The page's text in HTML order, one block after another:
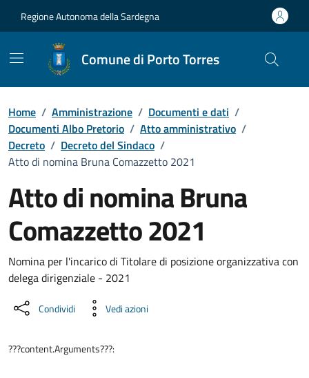
Regione Autonoma della Sardegna
Comune di Porto Torres
Home / Amministrazione / Documenti e dati /
Documenti Albo Pretorio / Atto amministrativo /
Decreto / Decreto del Sindaco /
Atto di nomina Bruna Comazzetto 2021
Atto di nomina Bruna
Comazzetto 2021
Dettaglio del documento
Nomina per l'incarico di Titolare di posizione organizzativa con
delega dirigenziale - 2021
Condividi Vedi azioni
???content.Arguments???: